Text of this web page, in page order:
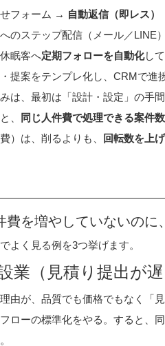
フォーム → 自動返信（即レス）
のステップ配信（メール／LINE
眠客へ定期フォローを自動化し
提案をテンプレ化し、CRMで進
は、最初は「設計・設定」の手
、
同じ人件費で処理できる案件
）は、削るよりも、
回転数を上
費を増やしていないのに
よく見る例を3つ挙げます。
業（見積り提出が遅
由が、品質でも価格でもなく「
ローの標準化をやる。すると、
。